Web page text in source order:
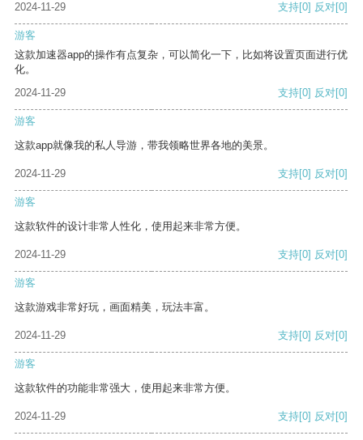
2024-11-29 支持[0] 反对[0]
游客
这款加速器app的操作有点复杂，可以简化一下，比如将设置页面进行优
化。
2024-11-29
支持[0] 反对[0]
游客
这款app就像我的私人导游，带我领略世界各地的美景。
2024-11-29 支持[0] 反对[0]
游客
这款软件的设计非常人性化，使用起来非常方便。
2024-11-29 支持[0] 反对[0]
游客
这款游戏非常好玩，画面精美，玩法丰富。
2024-11-29 支持[0] 反对[0]
游客
这款软件的功能非常强大，使用起来非常方便。
2024-11-29 支持[0] 反对[0]